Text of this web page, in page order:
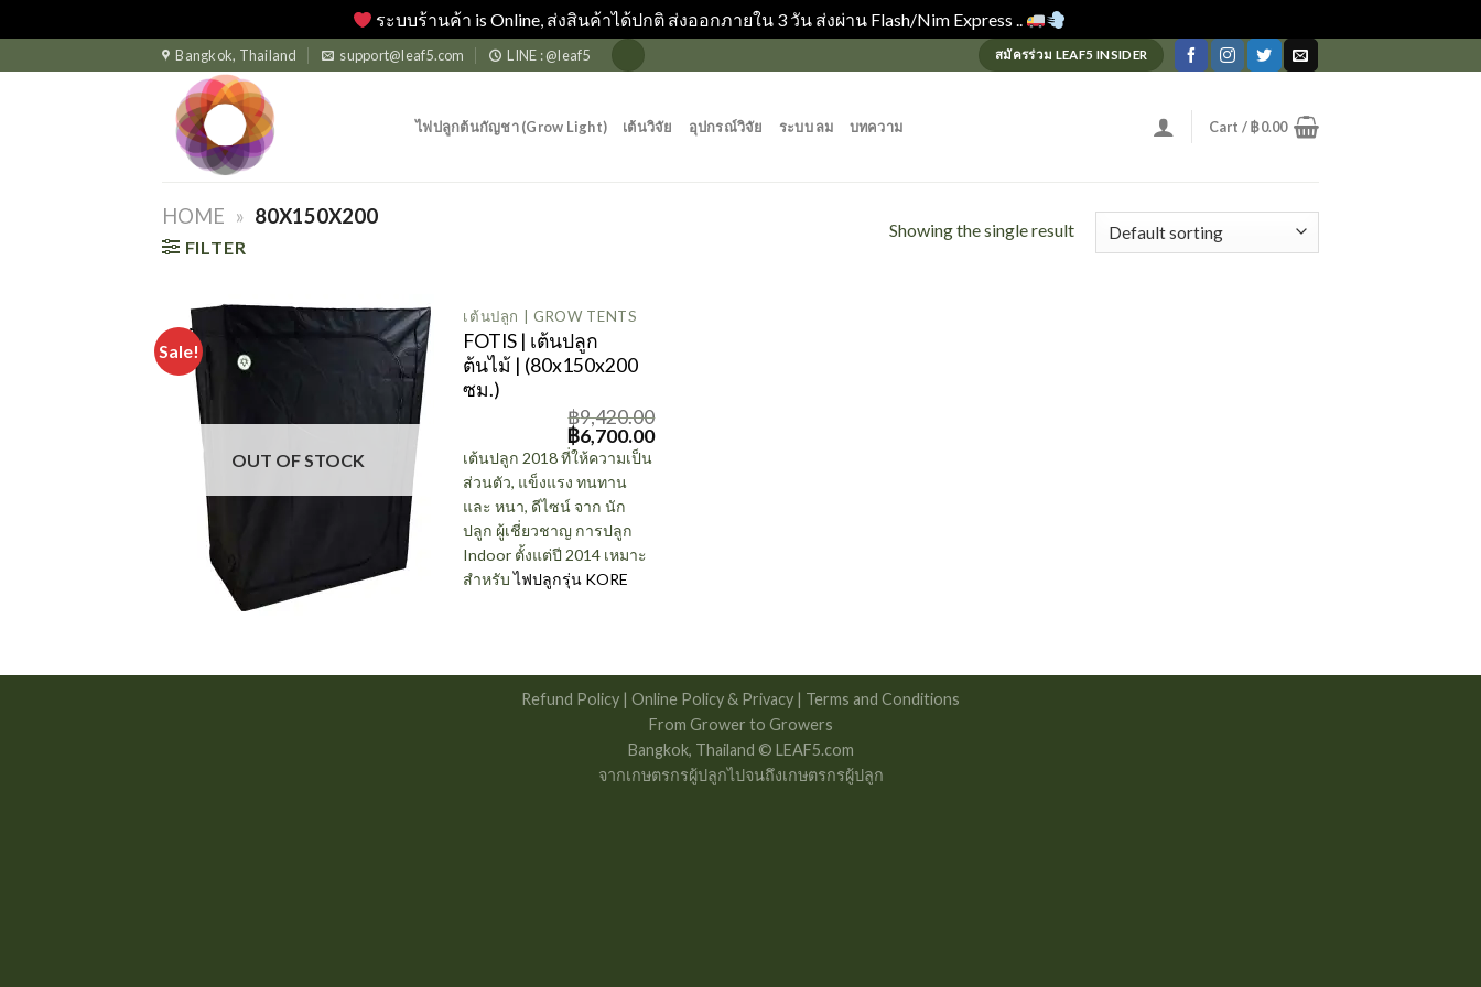
ระบบร้านค้า is Online, ส่งสินค้าได้ปกติ ส่งออกภายใน 3 วัน ส่งผ่าน Flash/Nim Express ..
to
Bangkok, Thailand support@leaf5.com LINE : @leaf5 สมัครร่วม LEAF5 INSIDER
ไฟปลูกต้นกัญชา (Grow Light) เต้นวิจัย อุปกรณ์วิจัย ระบบ ลม บทความ Cart /฿0.00
HOME » 80X150X200
FILTER
Showing the single result
Sale!
OUT OF STOCK
เต้นปลูก | GROW TENTS
FOTIS | เต้นปลูก
ต้นไม้ | (80x150x200
ซม.)
฿9,420.00
Original
price
was:
฿9,420.00.
฿6,700.00Current
เต้นปลูก 2018 ที่ให้ความเป็น
ส่วนตัว, แข็งแรง ทนทาน
และ หนา, ดีไซน์ จาก นัก
ปลูก ผู้เชี่ยวชาญ การปลูก
Indoor ตั้งแต่ปี 2014 เหมาะ
สำหรับไฟปลูกรุ่น KORE
Refund Policy | Online Policy & Privacy | Terms and Conditions
From Grower to Growers
Bangkok, Thailand © LEAF5.com
จากเกษตรกรผู้ปลูกไปจนถึงเกษตรกรผู้ปลูก